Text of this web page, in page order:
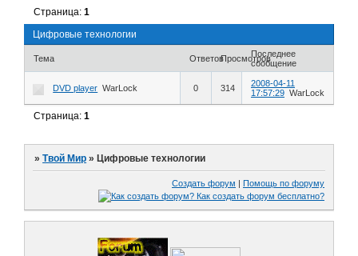
Цифровые технологии
Страница:1
Тема ОтветовПросмотровПоследнее
сообщение
DVD player WarLock 0 314
2008-04-11
17:57:29 WarLock
Страница:1
»Твой Мир »Цифровые технологии
Создать форум Помощь по форуму